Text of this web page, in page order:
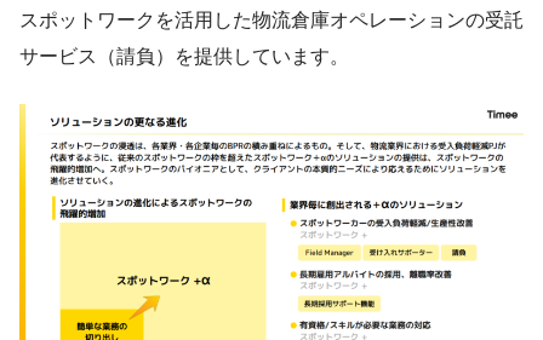
スポットワークを活用した物流倉庫オペレーションの受託
サービス（請負）を提供しています。